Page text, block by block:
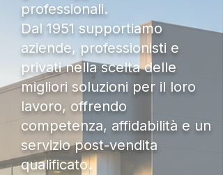
professionali.
Dal 1951 supportiamo
aziende, professionisti e
privati nella scelta delle
migliori soluzioni per il loro
lavoro, offrendo
competenza, affidabilità e un
servizio post-vendita
qualificato.